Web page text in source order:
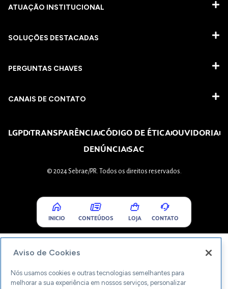
ATUAÇÃO INSTITUCIONAL
SOLUÇÕES DESTACADAS
PERGUNTAS CHAVES​
CANAIS DE CONTATO
LGPDTRANSPARÊNCIACÓDIGO DE ÉTICAOUVIDORIA
DENÚNCIASAC
© 2024 Sebrae/PR. Todos os direitos reservados.
INICIO CONTEÚDOS LOJA CONTATO
Aviso de Cookies
Nós usamos cookies e outras tecnologias semelhantes para
melhorar a sua experiência em nossos serviços, personalizar